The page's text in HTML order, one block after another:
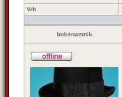
Vrh
boksnamnik